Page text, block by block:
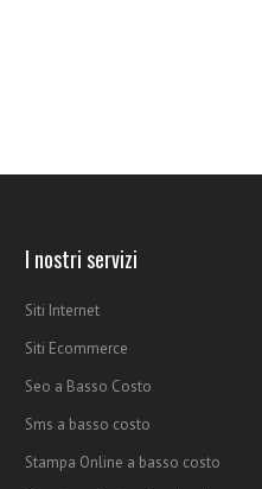
I nostri servizi
Siti Internet
Siti Ecommerce
Seo a Basso Costo
Sms a basso costo
Stampa Online a basso costo